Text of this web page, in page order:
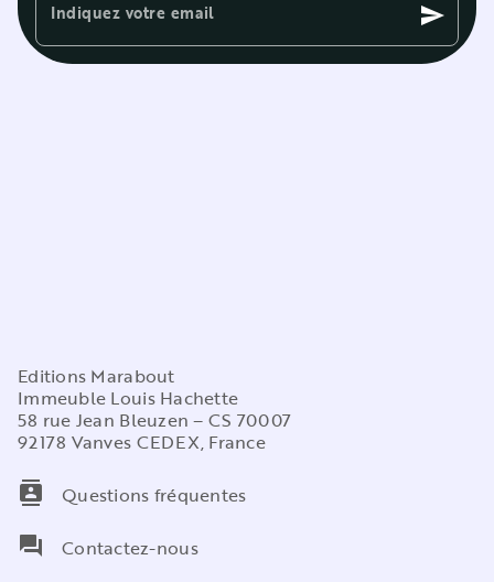
Indiquez votre email send
Editions Marabout
Immeuble Louis Hachette
58 rue Jean Bleuzen – CS 70007
92178 Vanves CEDEX, France
contacts
Questions fréquentes
question_answer
Contactez-nous